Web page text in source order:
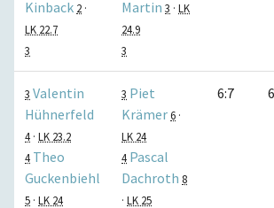
Kinback 2 ·
LK 22.7
3
Martin 3 · LK
24.9
3
3 Valentin
Hühnerfeld
4 · LK 23.2
4 Theo
Guckenbiehl
5 · LK 24
3 Piet
Krämer6 ·
LK 24
4 Pascal
Dachroth 8
· LK 25
6:7